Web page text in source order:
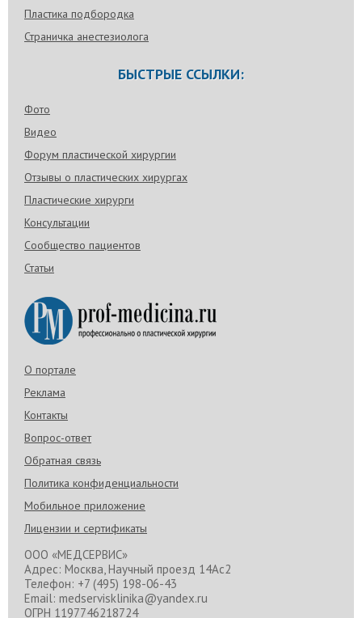
Пластика подбородка
Страничка анестезиолога
БЫСТРЫЕ ССЫЛКИ:
Фото
Видео
Форум пластической хирургии
Отзывы о пластических хирургах
Пластические хирурги
Консультации
Сообщество пациентов
Статьи
О портале
Реклама
Контакты
Вопрос-ответ
Обратная связь
Политика конфиденциальности
Мобильное приложение
Лицензии и сертификаты
ООО «МЕДСЕРВИС»
Адрес: Москва, Научный проезд 14Ас2
Телефон: +7 (495) 198-06-43
Email: medservisklinika@yandex.ru
ОГРН 1197746218724